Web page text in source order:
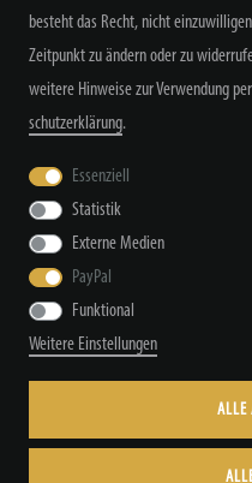
Daten­schutz­erklärung
besteht das Recht, nicht
Zeitpunkt zu ändern oder zu
weitere Hinweise zur Verwendung
schutz­erklärung.
Essenziell
Statistik
Externe Medien
PayPal
Funktional
Weitere Einstellungen
ALLE